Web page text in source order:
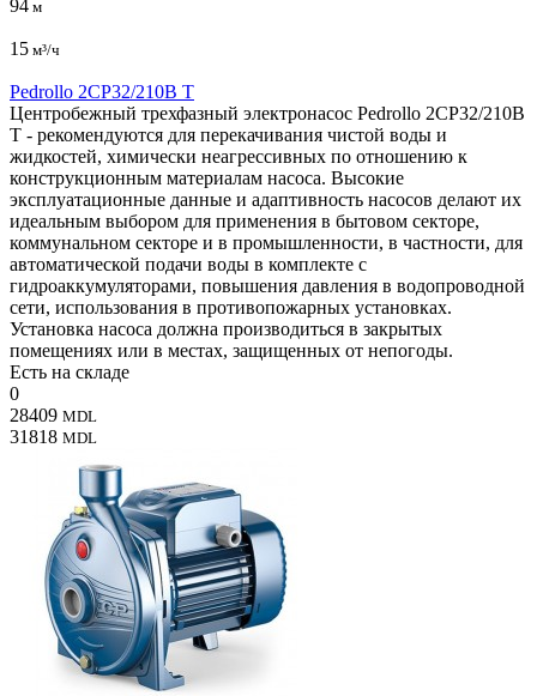
94 м
15 м³/ч
Pedrollo 2CP32/210B T
Центробежный трехфазный электронасос Pedrollo 2CP32/210B
T - рекомендуются для перекачивания чистой воды и
жидкостей, химически неагрессивных по отношению к
конструкционным материалам насоса. Высокие
эксплуатационные данные и адаптивность насосов делают их
идеальным выбором для применения в бытовом секторе,
коммунальном секторе и в промышленности, в частности, для
автоматической подачи воды в комплекте с
гидроаккумуляторами, повышения давления в водопроводной
сети, использования в противопожарных установках.
Установка насоса должна производиться в закрытых
помещениях или в местах, защищенных от непогоды.
Есть на складе
0
28409 MDL
31818 MDL